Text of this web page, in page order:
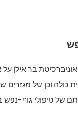
בר אילן
כולה וכן של
של טיפולי